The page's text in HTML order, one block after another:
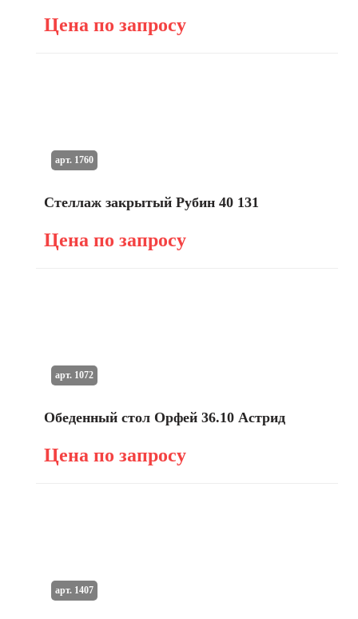
Цена по запросу
Стеллаж закрытый Рубин 40 131
Цена по запросу
арт. 1760
Обеденный стол Орфей 36.10 Астрид
Цена по запросу
арт. 1072
арт. 1407